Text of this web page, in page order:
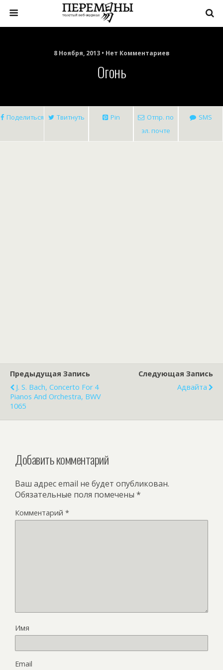
8 Ноября, 2013 • Нет Комментариев
Огонь
Поделиться Твитнуть Pin
Отпр. по
эл. почте
SMS
Предыдущая Запись
J. S. Bach, Concerto For 4
Pianos And Orchestra, BWV
1065
Следующая Запись
Адвайта
Добавить комментарий
Ваш адрес email не будет опубликован.
Обязательные поля помечены *
Комментарий *
Имя
Email